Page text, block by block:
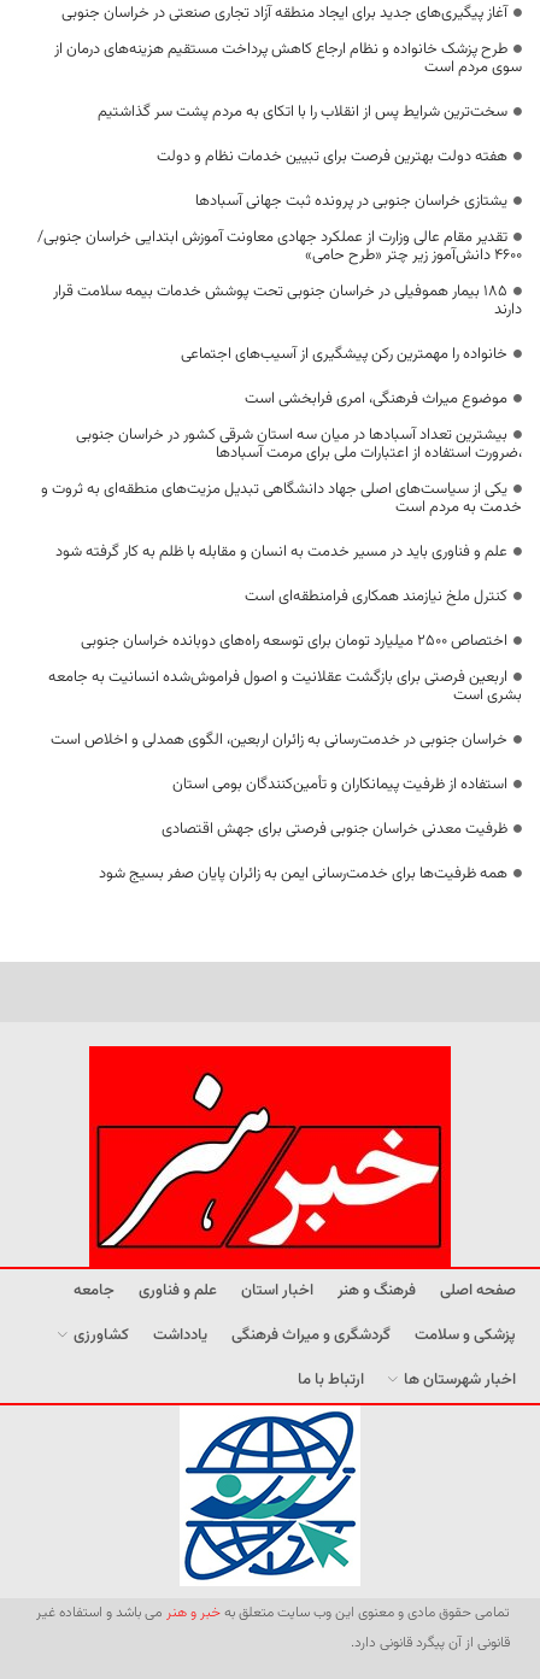
آغاز پیگیری‌های جدید برای ایجاد منطقه آزاد تجاری صنعتی در خراسان جنوبی
طرح پزشک خانواده و نظام ارجاع کاهش پرداخت مستقیم هزینه‌های درمان از
سوی مردم است
سخت‌ترین شرایط پس از انقلاب را با اتکای به مردم پشت سر گذاشتیم
هفته دولت بهترین فرصت برای تبیین خدمات نظام و دولت
یشتازی خراسان جنوبی در پرونده ثبت جهانی آسبادها
تقدیر مقام عالی وزارت از عملکرد جهادی معاونت آموزش ابتدایی خراسان جنوبی/
۴۶۰۰ دانش‌آموز زیر چتر «طرح حامی»
۱۸۵ بیمار هموفیلی در خراسان جنوبی تحت پوشش خدمات بیمه سلامت قرار
دارند
خانواده را مهمترین رکن پیشگیری از آسیب‌های اجتماعی
موضوع میراث فرهنگی، امری فرابخشی است
بیشترین تعداد آسبادها در میان سه استان شرقی کشور در خراسان جنوبی
،ضرورت استفاده از اعتبارات ملی برای مرمت آسبادها
یکی از سیاست‌های اصلی جهاد دانشگاهی تبدیل مزیت‌های منطقه‌ای به ثروت و
خدمت به مردم است
علم و فناوری باید در مسیر خدمت به انسان و مقابله با ظلم به کار گرفته شود
کنترل ملخ نیازمند همکاری فرامنطقه‌ای است
اختصاص 2500 میلیارد تومان برای توسعه راه‌های دوبانده خراسان جنوبی
اربعین فرصتی برای بازگشت عقلانیت و اصول فراموش‌شده انسانیت به جامعه
بشری است
خراسان جنوبی در خدمت‌رسانی به زائران اربعین، الگوی همدلی و اخلاص است
استفاده از ظرفیت پیمانکاران و تأمین‌کنندگان بومی استان
ظرفیت معدنی خراسان جنوبی فرصتی برای جهش اقتصادی
همه ظرفیت‌ها برای خدمت‌رسانی ایمن به زائران پایان صفر بسیج شود
صفحه اصلی فرهنگ و هنر اخبار استان علم و فناوری
جامعه
پزشکی و سلامت
گردشگری و میراث فرهنگی یادداشت
کشاورزی
اخبار شهرستان ها
ارتباط با ما
تمامی حقوق مادی و معنوی این وب سایت متعلق بهخبر و هنر می باشد و استفاده غیر
قانونی از آن پیگرد قانونی دارد.